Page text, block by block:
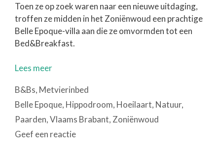
Toen ze op zoek waren naar een nieuwe uitdaging,
troffen ze midden in het Zoniënwoud een prachtige
Belle Epoque-villa aan die ze omvormden tot een
Bed&Breakfast.
Lees meer
Categorieën
B&Bs, Metvierinbed
Tags
Belle Epoque, Hippodroom, Hoeilaart, Natuur,
Paarden,Vlaams Brabant, Zoniënwoud
Geef een reactie